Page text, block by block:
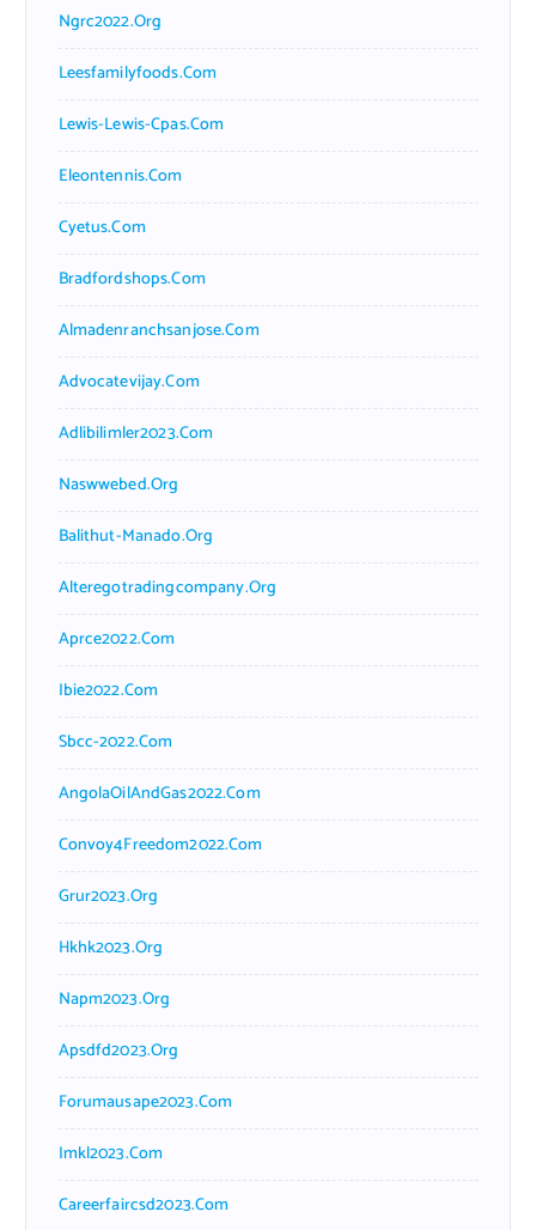
Ngrc2022.org
Leesfamilyfoods.com
Lewis-Lewis-Cpas.com
Eleontennis.com
Cyetus.com
Bradfordshops.com
Almadenranchsanjose.com
Advocatevijay.com
Adlibilimler2023.com
Naswwebed.org
Balithut-Manado.org
Alteregotradingcompany.org
Aprce2022.com
Ibie2022.com
Sbcc-2022.com
AngolaOilAndGas2022.com
Convoy4Freedom2022.com
Grur2023.org
Hkhk2023.org
Napm2023.org
Apsdfd2023.org
Forumausape2023.com
Imkl2023.com
Careerfaircsd2023.com